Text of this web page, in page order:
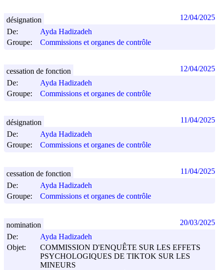
De:
Ayda Hadizadeh
Groupe:
Commissions et organes de contrôle
désignation 12/04/2025
De:
Ayda Hadizadeh
Groupe:
Commissions et organes de contrôle
cessation de fonction 12/04/2025
De:
Ayda Hadizadeh
Groupe:
Commissions et organes de contrôle
désignation 11/04/2025
De:
Ayda Hadizadeh
Groupe:
Commissions et organes de contrôle
cessation de fonction 11/04/2025
De:
Ayda Hadizadeh
Objet:
COMMISSION D'ENQUÊTE SUR LES EFFETS
PSYCHOLOGIQUES DE TIKTOK SUR LES
MINEURS
nomination 20/03/2025